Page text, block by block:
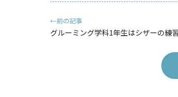
←前の記事
グルーミング学科1年生はシザーの練習